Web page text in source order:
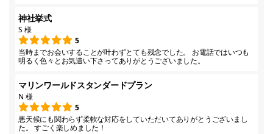
神社挙式
S 様
5
当時までお会いすることが叶わずとても残念でした。 お電話ではいつも
明るく色々とお気遣い下さってありがとうございました。
マリンワールドスタンダードプラン
N 様
5
悪天候にも関わらず柔軟な対応をしていただいてありがとうございまし
た。 すごく楽しめました！